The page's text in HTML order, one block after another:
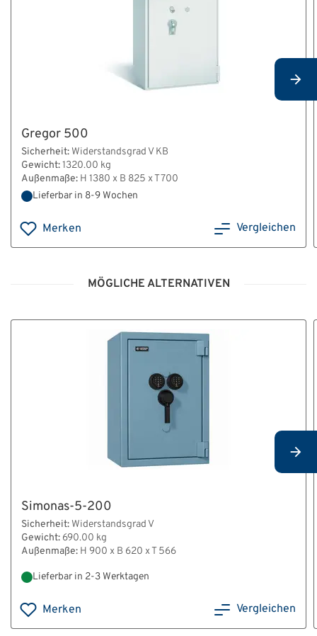
Gregor 500
Sicherheit: Widerstandsgrad V KB
Gewicht:1320.00 kg
Außenmaße: H 1380 x B 825 x T 700
Lieferbar in 8-9 Wochen
Merken Vergleichen
MÖGLICHE ALTERNATIVEN
Simonas-5-200
Sicherheit: Widerstandsgrad V
Gewicht: 690.00 kg
Außenmaße: H 900 x B 620 x T 566
Lieferbar in 2-3 Werktagen
Merken Vergleichen